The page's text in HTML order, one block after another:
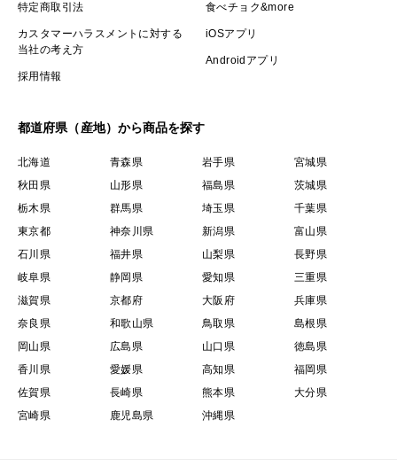
特定商取引法
カスタマーハラスメントに対する
当社の考え方
採用情報
食べチョク&more
iOSアプリ
Androidアプリ
都道府県（産地）から商品を探す
北海道 青森県 岩手県
宮城県
秋田県
山形県 福島県
茨城県
栃木県
群馬県 埼玉県
千葉県
東京都
神奈川県 新潟県
富山県
石川県
福井県 山梨県
長野県
岐阜県
静岡県 愛知県
三重県
滋賀県
京都府 大阪府
兵庫県
奈良県
和歌山県 鳥取県
島根県
岡山県
広島県 山口県
徳島県
香川県
愛媛県 高知県
福岡県
佐賀県
長崎県 熊本県
大分県
宮崎県
鹿児島県 沖縄県